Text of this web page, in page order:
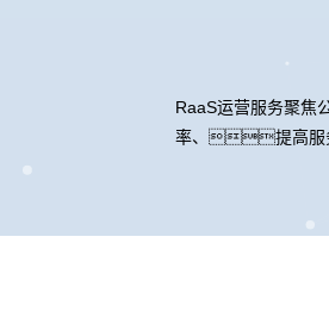
RaaS运营服务聚
率、提高服